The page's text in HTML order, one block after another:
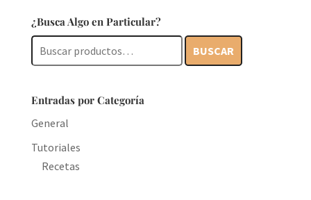
¿Busca Algo en Particular?
Buscar
por:
BUSCAR
Entradas por Categoría
General
Tutoriales
Recetas